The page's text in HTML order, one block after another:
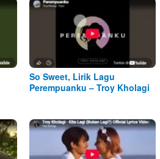
So Sweet, Lirik Lagu
Perempuanku – Troy Kholagi